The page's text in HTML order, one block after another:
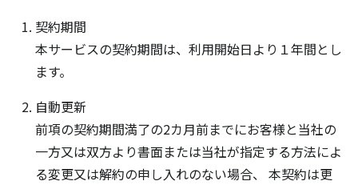
契約期間
本サービスの契約期間は、利用開始日より１年間とし
ます。
自動更新
前項の契約期間満了の2カ月前までにお客様と当社の
一方又は双方より書面または当社が指定する方法によ
る変更又は解約の申し入れのない場合、 本契約は更